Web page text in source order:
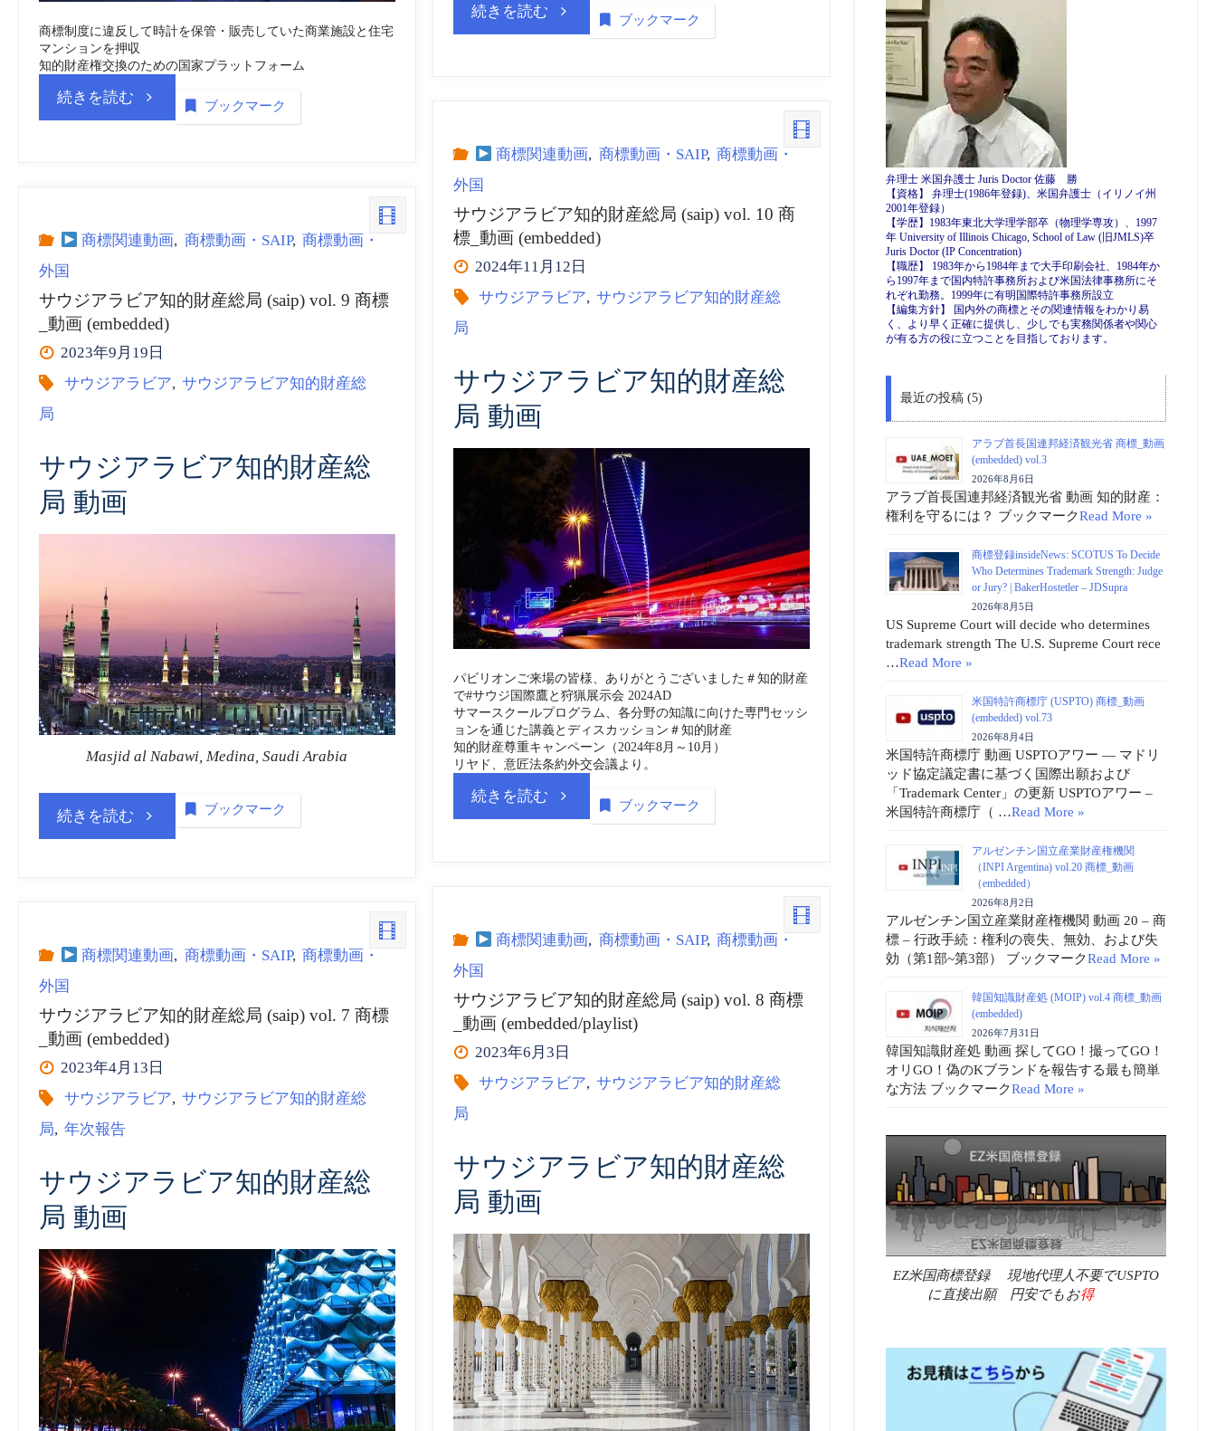
14
商
動
(embedded)”
商
動
(embedded)”
続きを読む “サ
ア
ビ
的
産
総
局
(saip)
12
商
標
画
ブックマーク
商標制度に違反して時計を保管・販売していた商業施設と住宅
マンションを押収
知的財産権交換のための国家プラットフォーム
続きを読む “サ
ア
ビ
的
(saip)
画
(embedded/playlist)”
ブックマーク
商標関連動画, 商標動画・SAIP, 商標動画・
外国
サウジアラビア知的財産総局 (saip) vol. 10 商
標_動画 (embedded)
2024年11月12日
サウジアラビア, サウジアラビア知的財産総
局
サウジアラビア知的財産総
局 動画
パビリオンご来場の皆様、ありがとうございました＃知的財産
で#サウジ国際鷹と狩猟展示会 2024AD
サマースクールプログラム、各分野の知識に向けた専門セッシ
ョンを通じた講義とディスカッション＃知的財産
知的財産尊重キャンペーン（2024年8月～10月）
リヤド、意匠法条約外交会議より。
続きを読む “サ
ア
ビ
的
産
総
局
(saip)
ブックマーク
商標関連動画, 商標動画・SAIP, 商標動画・
外国
サウジアラビア知的財産総局 (saip) vol. 9 商標
_動画 (embedded)
2023年9月19日
サウジアラビア, サウジアラビア知的財産総
局
サウジアラビア知的財産総
局 動画
Masjid al Nabawi, Medina, Saudi Arabia
続きを読む “サ
ア
ビ
ア
的
(saip)
ブックマーク
商標関連動画, 商標動画・SAIP, 商標動画・
外国
サウジアラビア知的財産総局 (saip) vol. 8 商標
_動画 (embedded/playlist)
2023年6月3日
サウジアラビア, サウジアラビア知的財産総
局
サウジアラビア知的財産総
局 動画
商標関連動画, 商標動画・SAIP, 商標動画・
外国
サウジアラビア知的財産総局 (saip) vol. 7 商標
_動画 (embedded)
2023年4月13日
サウジアラビア, サウジアラビア知的財産総
局, 年次報告
サウジアラビア知的財産総
局 動画
弁理士 米国弁護士 Juris Doctor 佐藤 勝
【資格】 弁理士(1986年登録)、米国弁護士（イリノイ州
2001年登録）
【学歴】1983年東北大学理学部卒（物理学専攻）、1997
年 University of Illinois Chicago, School of Law (旧JMLS)卒
Juris Doctor (IP Concentration)
【職歴】 1983年から1984年まで大手印刷会社、1984年か
ら1997年まで国内特許事務所および米国法律事務所にそ
れぞれ勤務。1999年に有明国際特許事務所設立
【編集方針】 国内外の商標とその関連情報をわかり易
く、より早く正確に提供し、少しでも実務関係者や関心
が有る方の役に立つことを目指しております。
最近の投稿 (5)
アラブ首長国連邦経済観光省 商標_動画
(embedded) vol.3
2026年8月6日
アラブ首長国連邦経済観光省 動画 知的財産：
権利を守るには？ ブックマークRead More »
商標登録insideNews: SCOTUS To Decide
Who Determines Trademark Strength: Judge
or Jury? | BakerHostetler – JDSupra
2026年8月5日
US Supreme Court will decide who determines
trademark strength The U.S. Supreme Court rece
…Read More »
米国特許商標庁 (USPTO) 商標_動画
(embedded) vol.73
2026年8月4日
米国特許商標庁 動画 USPTOアワー ― マドリ
ッド協定議定書に基づく国際出願および
「Trademark Center」の更新 USPTOアワー –
米国特許商標庁（ …Read More »
アルゼンチン国立産業財産権機関
（INPI Argentina) vol.20 商標_動画
（embedded）
2026年8月2日
アルゼンチン国立産業財産権機関 動画 20 – 商
標 – 行政手続：権利の喪失、無効、および失
効（第1部~第3部） ブックマークRead More »
韓国知識財産処 (MOIP) vol.4 商標_動画
(embedded)
2026年7月31日
韓国知識財産処 動画 探してGO！撮ってGO！
オリGO！偽のKブランドを報告する最も簡単
な方法 ブックマークRead More »
EZ米国商標登録 現地代理人不要でUSPTO
に直接出願 円安でもお得